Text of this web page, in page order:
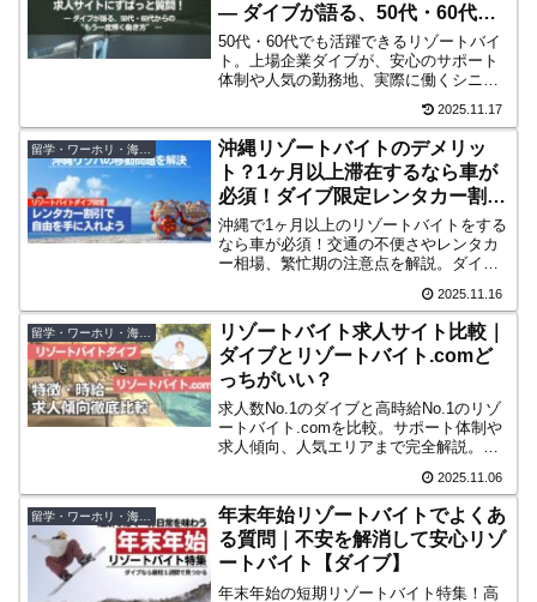
― ダイブが語る、50代・60代か
らの“もう一度輝く働き方” ―
50代・60代でも活躍できるリゾートバイ
ト。上場企業ダイブが、安心のサポート
体制や人気の勤務地、実際に働くシニア
2025.11.17
沖縄リゾートバイトのデメリッ
ト？1ヶ月以上滞在するなら車が
必須！ダイブ限定レンタカー割引
で行動範囲を広げよう
沖縄で1ヶ月以上のリゾートバイトをする
なら車が必須！交通の不便さやレンタカ
ー相場、繁忙期の注意点を解説。ダイブ
2025.11.16
リゾートバイト求人サイト比較｜
ダイブとリゾートバイト.comど
っちがいい？
求人数No.1のダイブと高時給No.1のリゾ
ートバイト.comを比較。サポート体制や
求人傾向、人気エリアまで完全解説。シ
2025.11.06
留学・ワーホリ・海外移住
年末年始リゾートバイトでよくあ
る質問｜不安を解消して安心リゾ
ートバイト【ダイブ】
年末年始の短期リゾートバイト特集！高